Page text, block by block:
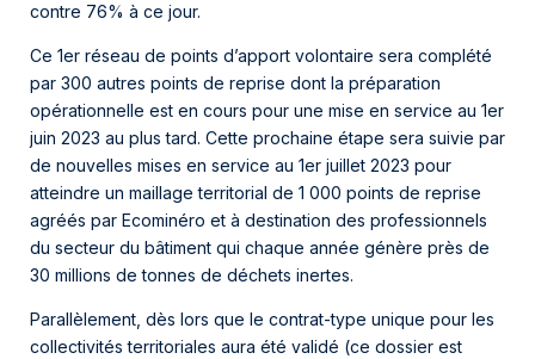
contre 76% à ce jour.
Ce 1er réseau de points d’apport volontaire sera complété
par 300 autres points de reprise dont la préparation
opérationnelle est en cours pour une mise en service au 1er
juin 2023 au plus tard. Cette prochaine étape sera suivie par
de nouvelles mises en service au 1er juillet 2023 pour
atteindre un maillage territorial de 1 000 points de reprise
agréés par Ecominéro et à destination des professionnels
du secteur du bâtiment qui chaque année génère près de
30 millions de tonnes de déchets inertes.
Parallèlement, dès lors que le contrat-type unique pour les
collectivités territoriales aura été validé (ce dossier est